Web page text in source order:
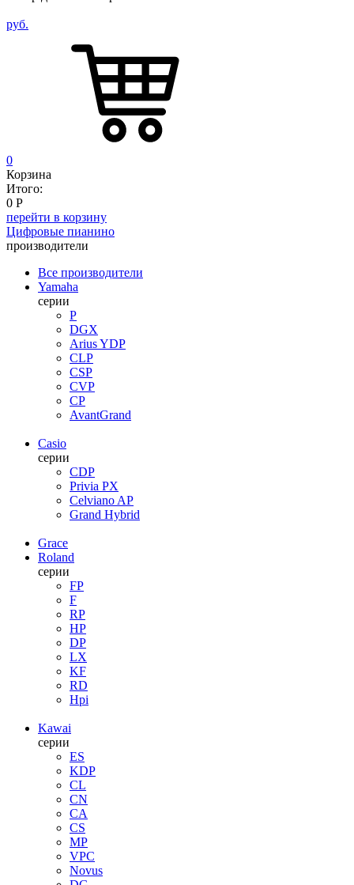
руб.
0
Корзина
Итого:
0 Р
перейти в корзину
Цифровые пианино
производители
Все производители
Yamaha
серии
P
DGX
Arius YDP
CLP
CSP
CVP
CP
AvantGrand
Casio
серии
CDP
Privia PX
Celviano AP
Grand Hybrid
Grace
Roland
серии
FP
F
RP
HP
DP
LX
KF
RD
Hpi
Kawai
серии
ES
KDP
CL
CN
CA
CS
MP
VPC
Novus